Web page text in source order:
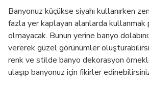
Banyonuz küçükse siyahı kullanırken
fazla yer kaplayan alanlarda kullanmak
olmayacak. Bunun yerine banyo
vererek güzel görünümler
renk ve stilde banyo dekorasyon
ulaşıp banyonuz için fikirler